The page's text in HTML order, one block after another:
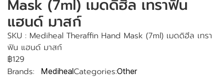
Mask (7ml) เมดดิฮีล เทราฟิน
แฮนด์ มาสก์
SKU : Mediheal Theraffin Hand Mask (7ml) เมดดิฮีล เทรา
ฟิน แฮนด์ มาสก์
฿129
Brands:
MedihealCategories:Other